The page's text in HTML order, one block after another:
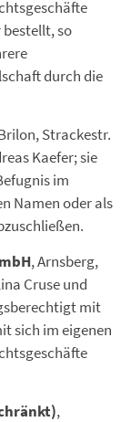
bestellt, so
durch die
Strackestr.
Kaefer; sie
im
Namen oder als
, Arnsberg,
Cruse und
mit
sich im eigenen
,